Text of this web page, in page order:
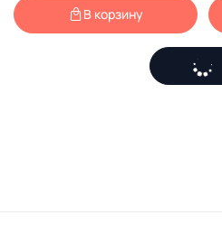
В корзину